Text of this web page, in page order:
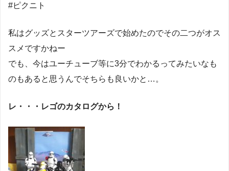
#ピクニト
私はグッズとスターツアーズで始めたのでその二つがオス
スメですかねー
でも、今はユーチューブ等に3分でわかるってみたいなも
のもあると思うんでそちらも良いかと…。
レ・・・レゴのカタログから！